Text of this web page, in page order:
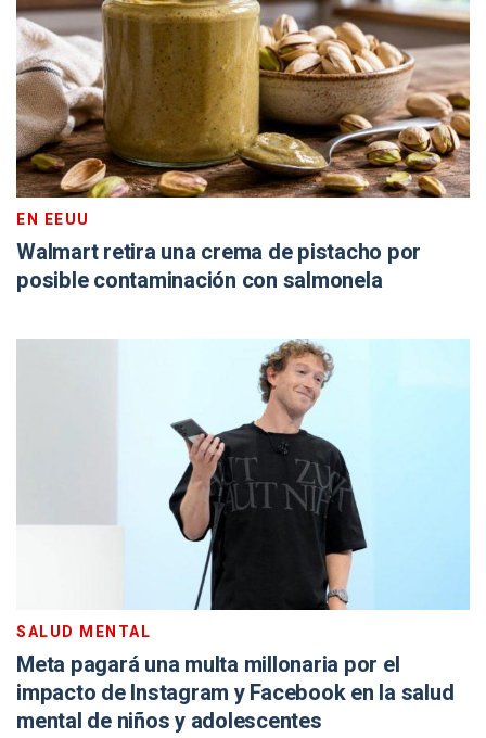
EN EEUU
Walmart retira una crema de pistacho por
posible contaminación con salmonela
SALUD MENTAL
Meta pagará una multa millonaria por el
impacto de Instagram y Facebook en la salud
mental de niños y adolescentes